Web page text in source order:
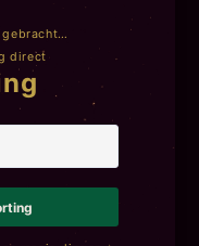
brand je in een
de rook naar
mooie mystieke
per kegel.